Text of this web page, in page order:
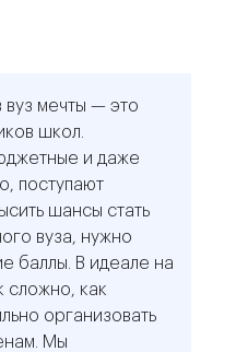
вуз мечты — это
школ.
и даже
поступают
шансы стать
вуза, нужно
баллы. В идеале на
сложно, как
организовать
Мы